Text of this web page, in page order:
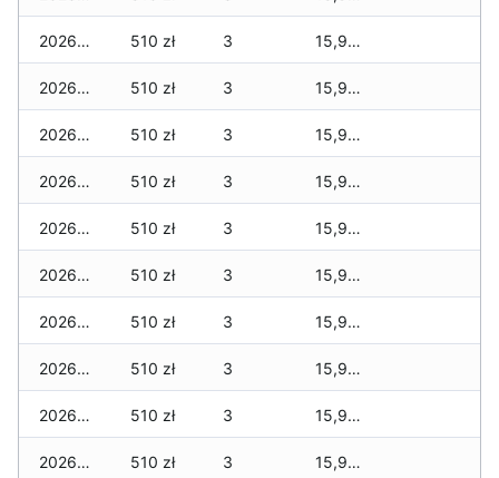
2026-06-16 510 zł 3 15,969 zł
2026-06-15 510 zł 3 15,969 zł
2026-06-14 510 zł 3 15,969 zł
2026-06-13 510 zł 3 15,969 zł
2026-06-12 510 zł 3 15,969 zł
2026-06-11 510 zł 3 15,969 zł
2026-06-10 510 zł 3 15,969 zł
2026-06-09 510 zł 3 15,969 zł
2026-06-07 510 zł 3 15,969 zł
2026-06-06 510 zł 3 15,969 zł